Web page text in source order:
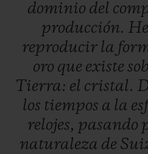
dominio del
producción.
reproducir la
oro que existe
Tierra: el cristal.
los tiempos a la
relojes, pasando
naturaleza de